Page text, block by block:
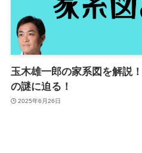
玉木雄一郎の家系図を解説
の謎に迫る！
2025年6月26日